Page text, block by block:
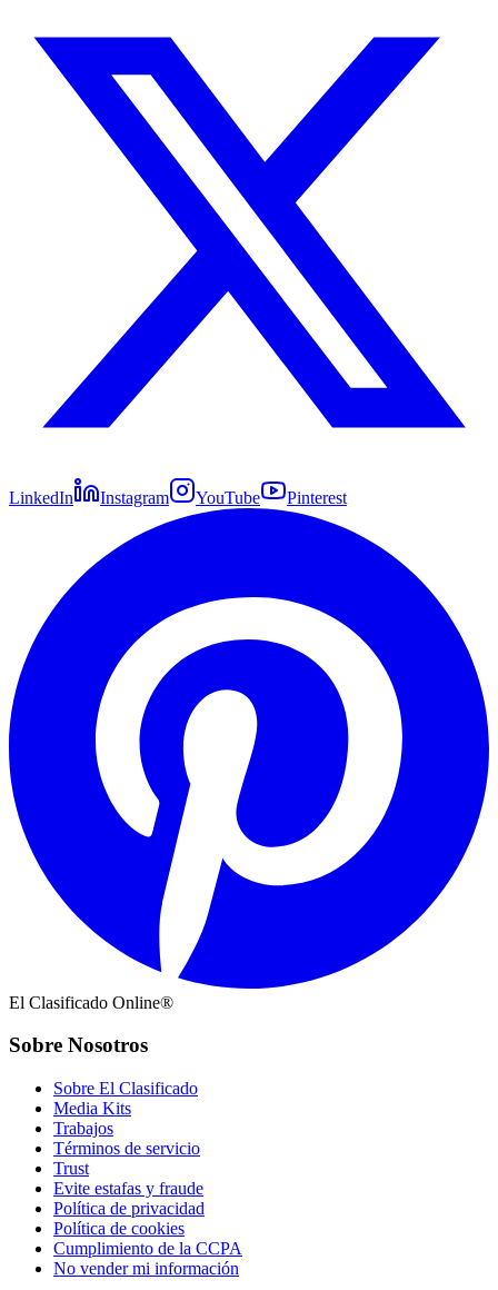
LinkedIn Instagram YouTube Pinterest
El Clasificado Online®
Sobre Nosotros
Sobre El Clasificado
Media Kits
Trabajos
Términos de servicio
Trust
Evite estafas y fraude
Política de privacidad
Política de cookies
Cumplimiento de la CCPA
No vender mi información